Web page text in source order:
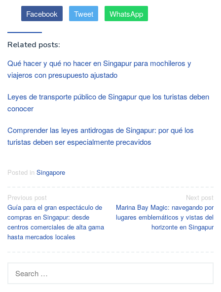
Facebook Tweet WhatsApp
Related posts:
Qué hacer y qué no hacer en Singapur para mochileros y
viajeros con presupuesto ajustado
Leyes de transporte público de Singapur que los turistas deben
conocer
Comprender las leyes antidrogas de Singapur: por qué los
turistas deben ser especialmente precavidos
Posted in Singapore
Post
navigation
Previous post
Guía para el gran espectáculo de
compras en Singapur: desde
centros comerciales de alta gama
hasta mercados locales
Next post
Marina Bay Magic: navegando por
lugares emblemáticos y vistas del
horizonte en Singapur